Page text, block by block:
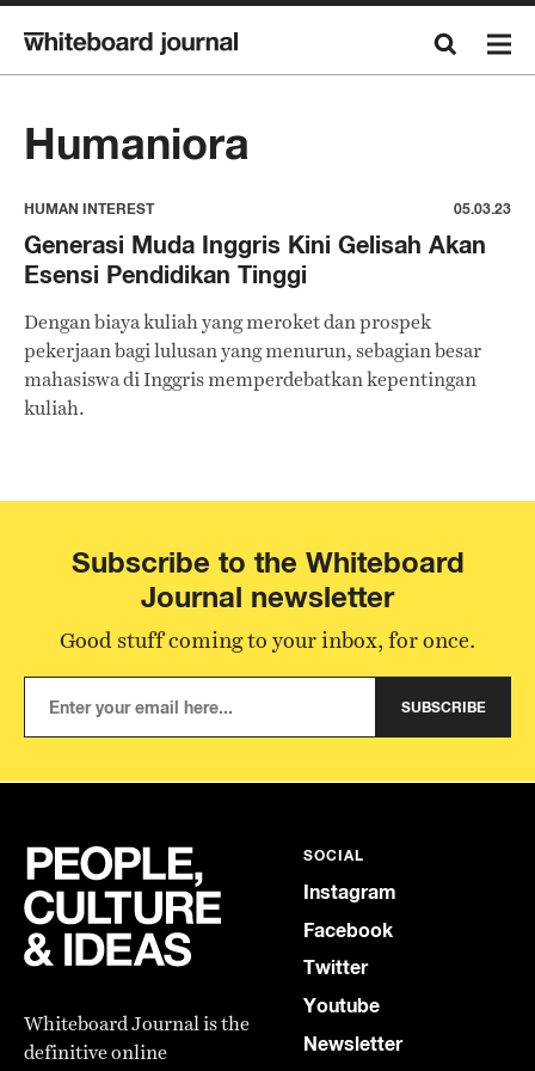
Humaniora
HUMAN INTEREST 05.03.23
Generasi Muda Inggris Kini Gelisah Akan
Esensi Pendidikan Tinggi
Dengan biaya kuliah yang meroket dan prospek
pekerjaan bagi lulusan yang menurun, sebagian besar
mahasiswa di Inggris memperdebatkan kepentingan
kuliah.
Subscribe to the Whiteboard
Journal newsletter
Good stuff coming to your inbox, for once.
SUBSCRIBE
Whiteboard Journal is the
definitive online
SOCIAL
Instagram
Facebook
Twitter
Youtube
Newsletter